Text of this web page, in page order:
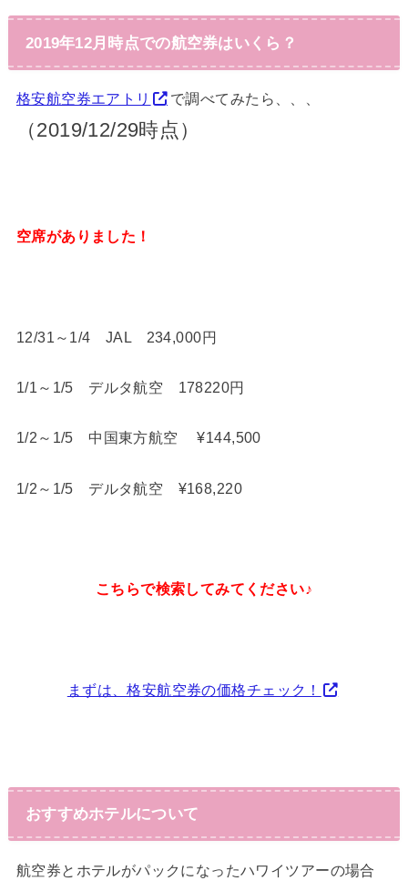
2019年12月時点での航空券はいくら？
格安航空券エアトリ で調べてみたら、、、
（2019/12/29時点）
空席がありました！
12/31～1/4 JAL 234,000円
1/1～1/5 デルタ航空 178220円
1/2～1/5 中国東方航空 ¥144,500
1/2～1/5 デルタ航空 ¥168,220
こちらで検索してみてください♪
まずは、格安航空券の価格チェック！
おすすめホテルについて
航空券とホテルがパックになったハワイツアーの場合